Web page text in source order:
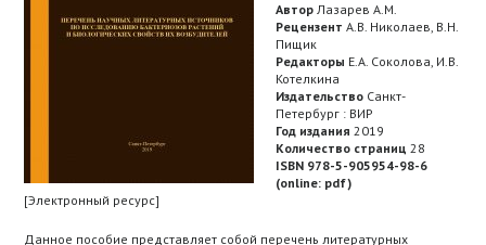
Автор Лазарев А.М.
Рецензент А.В. Николаев, В.Н.
Пищик
Редакторы Е.А. Соколова, И.В.
Котелкина
Издательство Санкт-
Петербург : ВИР
Год издания 2019
Количество страниц 28
ISBN 978-5-905954-98-6
(online: pdf)
[Электронный ресурс]
Данное пособие представляет собой перечень литературных